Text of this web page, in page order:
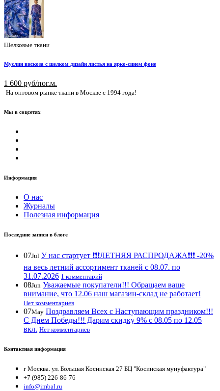
Шелковые ткани
Муслин вискоза с шелком дизайн листья на ярко-синем фоне
1 600 руб/пог.м.
На оптовом рынке ткани в Москве с 1994 года!
Мы в соцсетях
Информация
О нас
Журналы
Полезная информация
Последние записи в блоге
07Jul У нас стартует ❗️❗️❗️ЛЕТНЯЯ РАСПРОДАЖА❗️❗️❗️ -20%
на весь летний ассортимент тканей с 08.07. по
31.07.2026 1 комментарий
08Jun Уважаемые покупатели!!! Обращаем ваше
внимание, что 12.06 наш магазин-склад не работает!
Нет комментариев
07May Поздравляем Всех с Наступающим праздником!!!
С Днем Победы!!! Дарим скидку 9% с 08.05 по 12.05
вкл. Нет комментариев
Контактная информация
г Москва. ул. Большая Косинская 27 БЦ "Косинская мунуфактура"
+7 (985) 226-86-76
info@imbal.ru